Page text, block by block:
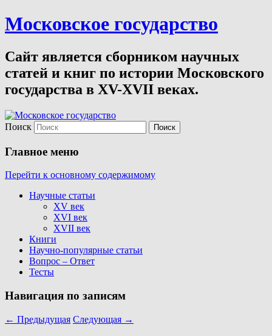
Московское государство
Сайт является сборником научных
статей и книг по истории Московского
государства в XV-XVII веках.
Поиск
Главное меню
Перейти к основному содержимому
Научные статьи
XV век
XVI век
XVII век
Книги
Научно-популярные статьи
Вопрос – Ответ
Тесты
Навигация по записям
← Предыдущая Следующая →